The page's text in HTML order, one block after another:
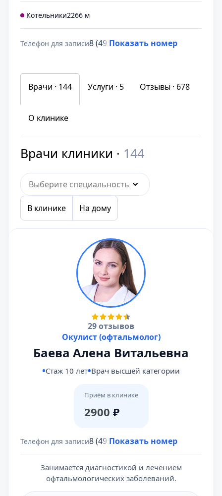
Котельники2266 м
Телефон для записи8 (495) 431-69-47
Показать номер
Врачи · 144 Услуги · 5 Отзывы · 678
О клинике
Врачи клиники · 144
Выберите специальность
В клинике На дому
29 отзывов
Окулист (офтальмолог)
Баева Алена Витальевна
Стаж 10 лет Врач высшей категории
Приём в клинике
2900 ₽
Телефон для записи8 (495) 431-69-47
Показать номер
Занимается диагностикой и лечением
офтальмологических заболеваний.